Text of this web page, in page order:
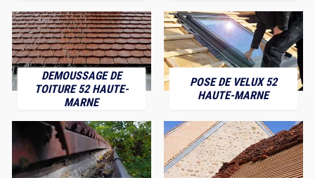
DEMOUSSAGE DE
TOITURE 52 HAUTE-
MARNE
POSE DE VELUX 52
HAUTE-MARNE